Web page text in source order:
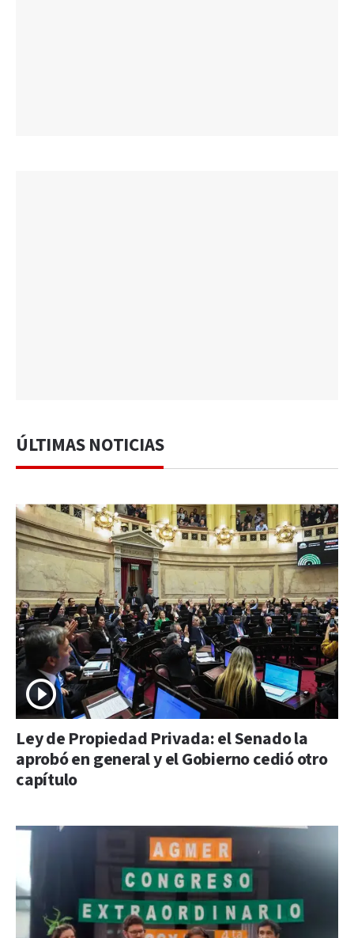
ÚLTIMAS NOTICIAS
Ley de Propiedad Privada: el Senado la
aprobó en general y el Gobierno cedió otro
capítulo